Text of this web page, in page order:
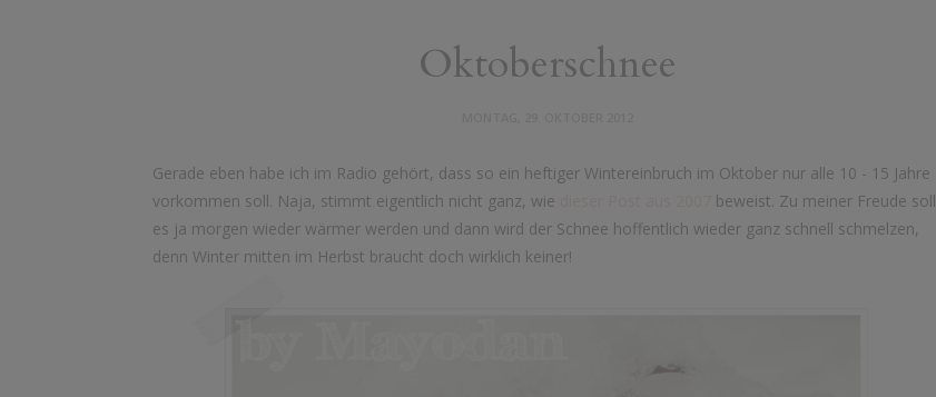
Oktoberschnee
Gerade eben habe ich im Radio gehört, dass so ein heftiger Wintereinbruch im Oktober nur alle 10 - 15 Jahre
vorkommen soll. Naja, stimmt eigentlich nicht ganz, wie
beweist. Zu meiner Freude soll
es ja morgen wieder wärmer werden und dann wird der Schnee hoffentlich wieder ganz schnell schmelzen,
denn Winter mitten im Herbst braucht doch wirklich keiner!